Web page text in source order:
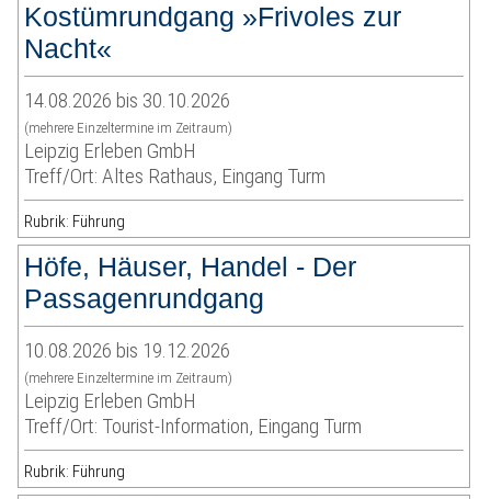
Kostümrundgang »Frivoles zur
Nacht«
14.08.2026 bis 30.10.2026
(mehrere Einzeltermine im Zeitraum)
Leipzig Erleben GmbH
Treff/Ort: Altes Rathaus, Eingang Turm
Rubrik: Führung
Höfe, Häuser, Handel - Der
Passagenrundgang
10.08.2026 bis 19.12.2026
(mehrere Einzeltermine im Zeitraum)
Leipzig Erleben GmbH
Treff/Ort: Tourist-Information, Eingang Turm
Rubrik: Führung